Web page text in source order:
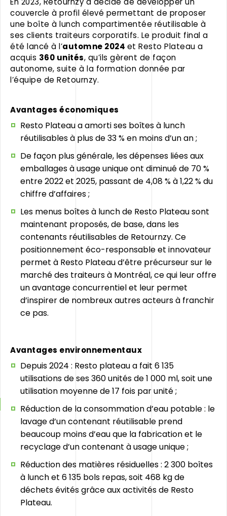
couvercle à profil élevé permettant de proposer
une boîte à lunch compartimentée réutilisable à
ses clients traiteurs corporatifs. Le produit final a
été lancé à l’automne 2024 et Resto Plateau a
acquis 360 unités, qu’ils gèrent de façon
autonome, suite à la formation donnée par
l’équipe de Retournzy.
Avantages économiques
Resto Plateau a amorti ses boîtes à lunch
réutilisables à plus de 33 % en moins d’un an ;
De façon plus générale, les dépenses liées aux
emballages à usage unique ont diminué de 70 %
entre 2022 et 2025, passant de 4,08 % à 1,22 % du
chiffre d’affaires ;
Les menus boîtes à lunch de Resto Plateau sont
maintenant proposés, de base, dans les
contenants réutilisables de Retournzy. Ce
positionnement éco-responsable et innovateur
permet à Resto Plateau d’être précurseur sur le
marché des traiteurs à Montréal, ce qui leur offre
un avantage concurrentiel et leur permet
d’inspirer de nombreux autres acteurs à franchir
ce pas.
Avantages environnementaux
Depuis 2024 : Resto plateau a fait 6 135
utilisations de ses 360 unités de 1 000 ml, soit une
utilisation moyenne de 17 fois par unité ;
Réduction de la consommation d’eau potable : le
lavage d’un contenant réutilisable prend
beaucoup moins d’eau que la fabrication et le
recyclage d’un contenant à usage unique ;
Réduction des matières résiduelles : 2 300 boîtes
à lunch et 6 135 bols repas, soit 468 kg de
déchets évités grâce aux activités de Resto
Plateau.